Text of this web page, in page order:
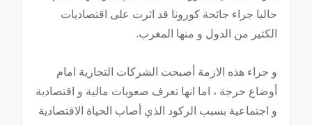
حاليا جراء جائحة كورونا قد اثرت على اقتصاديات
الكثير من الدول و منها المغرب.
و جراء هذه الازمة أصبحت الشركات التجارية امام
أوضاع حرجة ، اما انها تعرف صعوبات مالية و اقتصادية
و اجتماعية بسبب الركود الذي أصاب الحياة الاقتصادية